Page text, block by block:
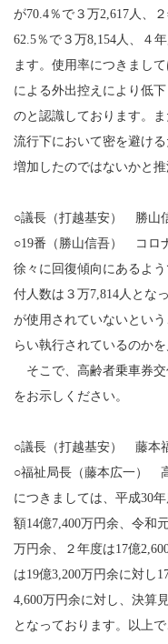
が70.4％で３万2,617人、
62.5％で３万8,154人、４
ます。使用率につきまし
による外出控えにより低
のと認識しております。
流行下において密を避け
増加したのではないかと
○議長（打越基安） 勝山
○19番（勝山信吾） コロ
徐々に回復傾向にあるよ
付人数は３万7,814人とな
が使用されていないとい
らい執行されているのかを
そこで、高齢者乗車券交
をお示しください。
○議長（打越基安） 藤本
○福祉局長（藤本広一）
につきましては、平成30
額14億7,400万円余、令和
万円余、２年度は17億
は19億3,200万円余に対し
4,600万円余に対し、決算
となっております。以上で